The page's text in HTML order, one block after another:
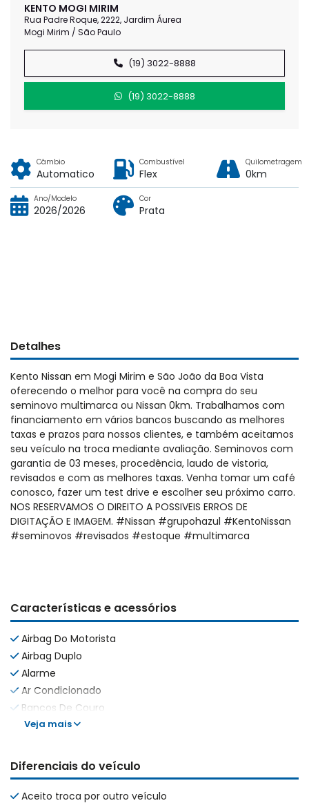
KENTO MOGI MIRIM
Rua Padre Roque, 2222, Jardim Áurea
Mogi Mirim / São Paulo
(19) 3022-8888
(19) 3022-8888
Câmbio
Automatico
Combustível
Flex
Quilometragem
0km
Ano/Modelo
2026/2026
Cor
Prata
Detalhes
Kento Nissan em Mogi Mirim e São João da Boa Vista
oferecendo o melhor para você na compra do seu
seminovo multimarca ou Nissan 0km. Trabalhamos com
financiamento em vários bancos buscando as melhores
taxas e prazos para nossos clientes, e também aceitamos
seu veículo na troca mediante avaliação. Seminovos com
garantia de 03 meses, procedência, laudo de vistoria,
revisados e com as melhores taxas. Venha tomar um café
conosco, fazer um test drive e escolher seu próximo carro.
NOS RESERVAMOS O DIREITO A POSSIVEIS ERROS DE
DIGITAÇÃO E IMAGEM. #Nissan #grupohazul #KentoNissan
#seminovos #revisados #estoque #multimarca
Características e acessórios
Airbag Do Motorista
Airbag Duplo
Alarme
Ar Condicionado
Bancos De Couro
Veja mais
Diferenciais do veículo
Aceito troca por outro veículo